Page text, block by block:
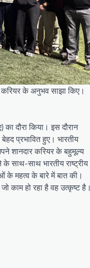
के अनुभव साझा किए।
दौरा किया। इस दौरान
प्रभावित हुए। भारतीय
शानदार करियर के बहुमूल्य
साथ-साथ भारतीय राष्ट्रीय
के महत्व के बारे में बात की।
काम हो रहा है वह उत्कृष्ट है।